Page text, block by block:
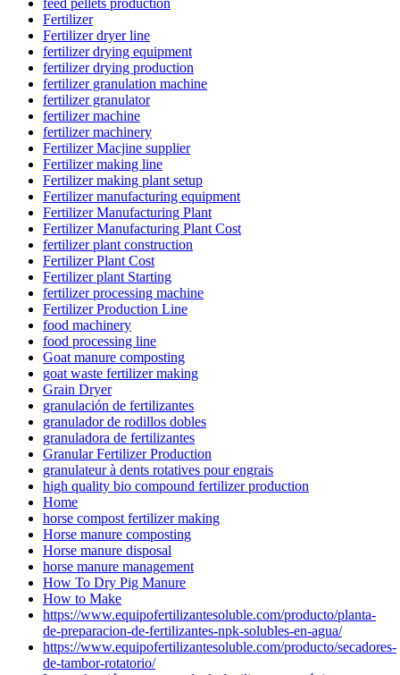
feed pellets production
Fertilizer
Fertilizer dryer line
fertilizer drying equipment
fertilizer drying production
fertilizer granulation machine
fertilizer granulator
fertilizer machine
fertilizer machinery
Fertilizer Macjine supplier
Fertilizer making line
Fertilizer making plant setup
Fertilizer manufacturing equipment
Fertilizer Manufacturing Plant
Fertilizer Manufacturing Plant Cost
fertilizer plant construction
Fertilizer Plant Cost
Fertilizer plant Starting
fertilizer processing machine
Fertilizer Production Line
food machinery
food processing line
Goat manure composting
goat waste fertilizer making
Grain Dryer
granulación de fertilizantes
granulador de rodillos dobles
granuladora de fertilizantes
Granular Fertilizer Production
granulateur à dents rotatives pour engrais
high quality bio compound fertilizer production
Home
horse compost fertilizer making
Horse manure composting
Horse manure disposal
horse manure management
How To Dry Pig Manure
How to Make
https://www.equipofertilizantesoluble.com/producto/planta-
de-preparacion-de-fertilizantes-npk-solubles-en-agua/
https://www.equipofertilizantesoluble.com/producto/secadores-
de-tambor-rotatorio/